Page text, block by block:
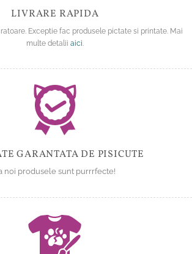
LIVRARE RAPIDA
Exceptie fac produsele pictate si printate. Mai
multe detalii aici
GARANTATA DE PISICUTE
noi produsele sunt purrrfecte!